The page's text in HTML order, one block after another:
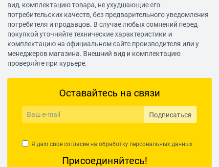
вид, комплектацию товара, не ухудшающие его
потребительских качеств, без предварительного уведомления
потребителя и продавцов. В случае любых сомнений перед
покупкой уточняйте технические характеристики и
комплектацию на официальном сайте производителя или у
менеджеров магазина. Внешний вид и комплектацию
проверяйте при курьере.
Оставайтесь на связи
Подписаться
Я даю свое согласие на обработку персональных данных
Присоединяйтесь!